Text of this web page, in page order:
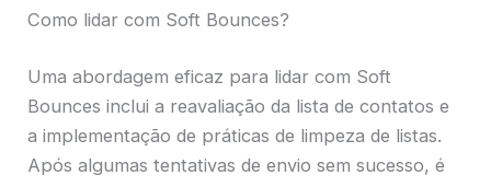
Como lidar com Soft Bounces?
Uma abordagem eficaz para lidar com Soft
Bounces inclui a reavaliação da lista de contatos e
a implementação de práticas de limpeza de listas.
Após algumas tentativas de envio sem sucesso, é